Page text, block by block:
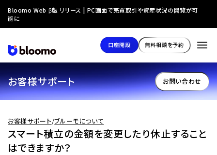
お客様サポート お問い合わせ
お客様サポート/ブルーモについて
スマート積立の金額を変更したり休止すること
はできますか？
Bloomo Web β版 リリース | PC画面で売買取引や資産状況の閲覧が可
能に
口座開設 無料相談を予約